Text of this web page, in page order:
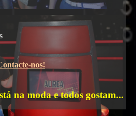
nos!
na moda e todos gostam...